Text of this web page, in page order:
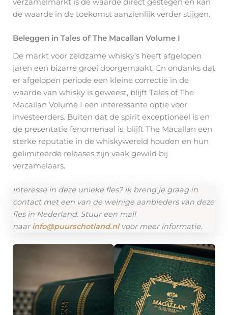
verzamelmarkt is de waarde direct gestegen en kan
de waarde in de toekomst aanzienlijk verder stijgen.
Beleggen in Tales of The Macallan Volume I
De markt voor zeldzame whisky’s heeft afgelopen
jaren een bizarre groei doorgemaakt. En ondanks dat
er afgelopen periode een kleine correctie in de
waarde van whisky is geweest, blijft Tales of The
Macallan Volume I een interessante optie voor
investeerders. Buiten dat de spirit exceptioneel is en
de presentatie fenomenaal is, blijft The Macallan een
sterke reputatie in de whiskywereld houden en hun
gelimiteerde releases zijn vaak gewild bij
verzamelaars.
Interesse in deze unieke fles? Ik breng je graag in
contact met een van de weinige aanbieders van deze
fles in Nederland. Stuur een mail
naar info@puurschotland.nl voor meer informatie.